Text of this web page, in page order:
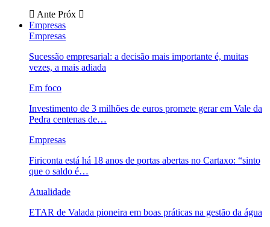
Ante Próx
Empresas
Empresas
Sucessão empresarial: a decisão mais importante é, muitas
vezes, a mais adiada
Em foco
Investimento de 3 milhões de euros promete gerar em Vale da
Pedra centenas de…
Empresas
Firiconta está há 18 anos de portas abertas no Cartaxo: “sinto
que o saldo é…
Atualidade
ETAR de Valada pioneira em boas práticas na gestão da água